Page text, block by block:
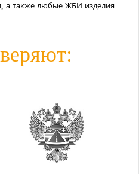
а также любые ЖБИ изделия.